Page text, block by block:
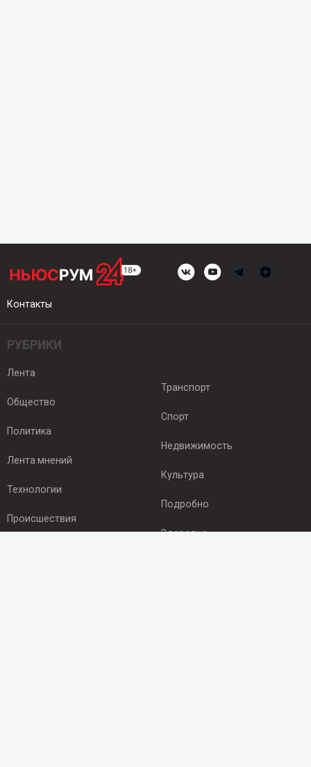
Контакты
РУБРИКИ
Лента
Общество
Политика
Лента мнений
Технологии
Происшествия
Транспорт
Спорт
Недвижимость
Культура
Подробно
Здоровье